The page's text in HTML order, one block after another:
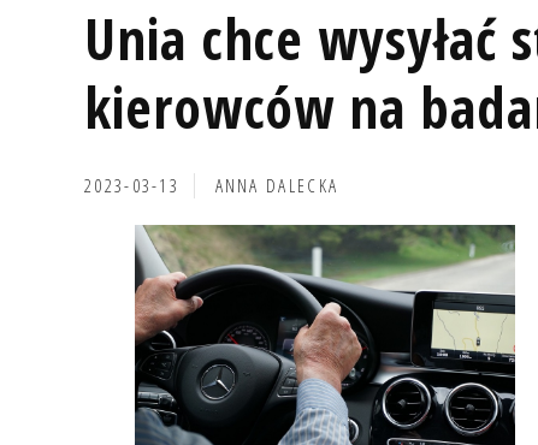
Unia chce wysyłać
kierowców na
2023-03-13 ANNA DALECKA